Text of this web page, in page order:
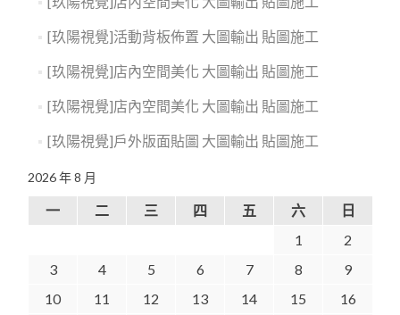
[玖陽視覺]活動背板佈置 大圖輸出 貼圖施工
[玖陽視覺]店內空間美化 大圖輸出 貼圖施工
[玖陽視覺]店內空間美化 大圖輸出 貼圖施工
[玖陽視覺]戶外版面貼圖 大圖輸出 貼圖施工
2026 年 8 月
一 二 三 四 五 六
日
1
2
3
4 5 6 7 8
9
10
11 12 13 14 15
16